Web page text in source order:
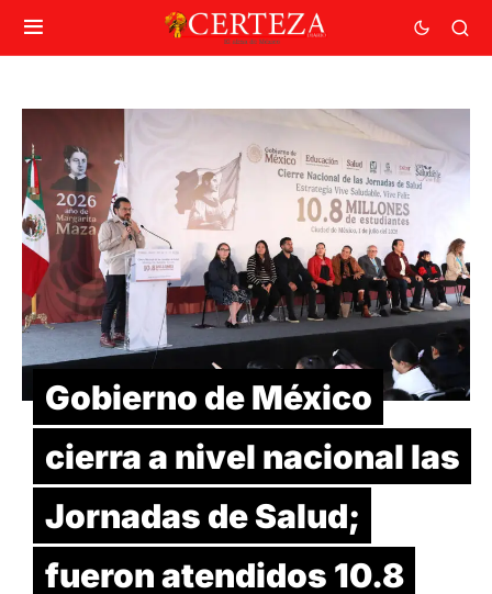
Gobierno de México
cierra a nivel nacional las
Jornadas de Salud;
fueron atendidos 10.8